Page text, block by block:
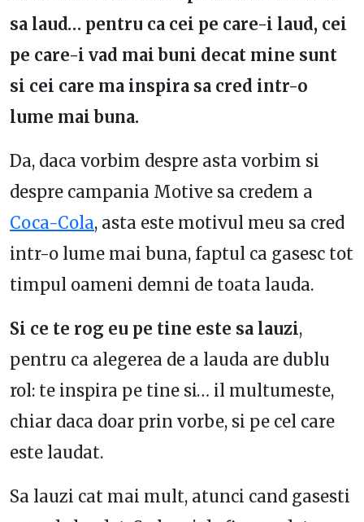
sa laud… pentru ca cei pe care-i laud, cei
pe care-i vad mai buni decat mine sunt
si cei care ma inspira sa cred intr-o
lume mai buna.
Da, daca vorbim despre asta vorbim si
despre campania Motive sa credem a
Coca-Cola, asta este motivul meu sa cred
intr-o lume mai buna, faptul ca gasesc tot
timpul oameni demni de toata lauda.
Si ce te rog eu pe tine este sa lauzi,
pentru ca alegerea de a lauda are dublu
rol: te inspira pe tine si… il multumeste,
chiar daca doar prin vorbe, si pe cel care
este laudat.
Sa lauzi cat mai mult, atunci cand gasesti